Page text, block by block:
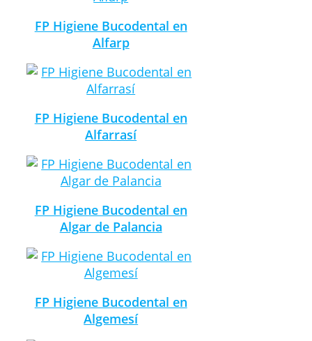
FP Higiene Bucodental en
Alfarp
FP Higiene Bucodental en
Alfarrasí
FP Higiene Bucodental en
Algar de Palancia
FP Higiene Bucodental en
Algemesí